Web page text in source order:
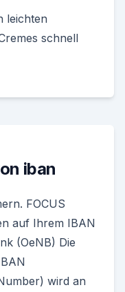
leichten
schnell
iban
FOCUS
auf Ihrem IBAN
(OeNB) Die
wird an